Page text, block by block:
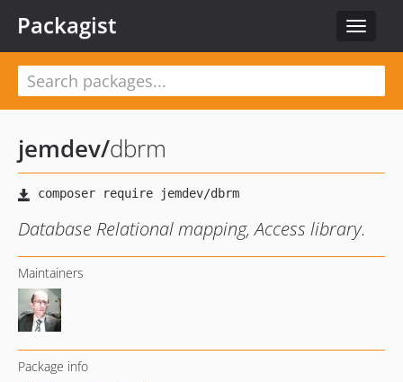
Toggle
Packagist
jemdev/dbrm
Database Relational mapping, Access library.
Maintainers
Package info